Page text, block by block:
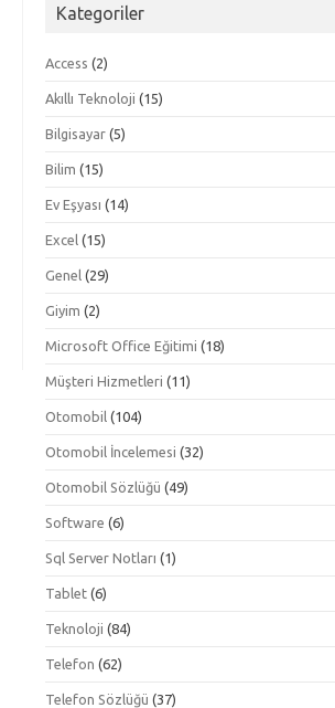
Kategoriler
Access (2)
Akıllı Teknoloji (15)
Bilgisayar (5)
Bilim (15)
Ev Eşyası (14)
Excel (15)
Genel (29)
Giyim (2)
Microsoft Office Eğitimi (18)
Müşteri Hizmetleri (11)
Otomobil (104)
Otomobil İncelemesi (32)
Otomobil Sözlüğü (49)
Software (6)
Sql Server Notları (1)
Tablet (6)
Teknoloji (84)
Telefon (62)
Telefon Sözlüğü (37)